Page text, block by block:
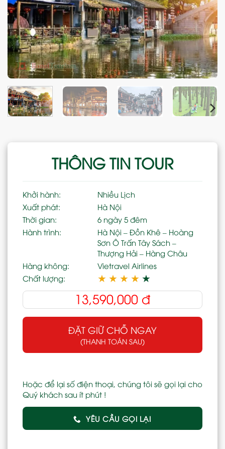
THÔNG TIN TOUR
Khởi hành:
Nhiều Lịch
Xuất phát:
Hà Nội
Thời gian:
6 ngày 5 đêm
Hành trình:
Hà Nội – Đồn Khê – Hoàng
Sơn Ô Trấn Tây Sách –
Thượng Hải – Hàng Châu
Hàng không:
Vietravel Airlines
Chất lượng:
★ ★ ★ ★ ★
13,590,000 đ
ĐẶT GIỮ CHỖ NGAY
(THANH TOÁN SAU)
Hoặc để lại số điện thoại, chúng tôi sẽ gọi lại cho
Quý khách sau ít phút !
YÊU CẦU GỌI LẠI